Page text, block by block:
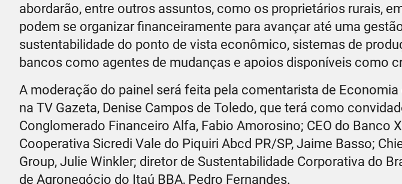
abordarão, entre outros assuntos, como os proprietários rurais,
podem se organizar financeiramente para avançar até uma
sustentabilidade do ponto de vista econômico, sistemas de
bancos como agentes de mudanças e apoios disponíveis como
A moderação do painel será feita pela comentarista de
na TV Gazeta, Denise Campos de Toledo, que terá como
Conglomerado Financeiro Alfa, Fabio Amorosino; CEO do Banco
Cooperativa Sicredi Vale do Piquiri Abcd PR/SP, Jaime Basso;
Group, Julie Winkler; diretor de Sustentabilidade Corporativa do
de Agronegócio do Itaú BBA, Pedro Fernandes.